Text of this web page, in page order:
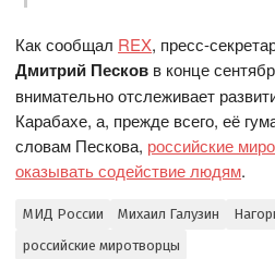
Как сообщал REX, пресс-
Дмитрий Песков в конце
внимательно отслеживает
Карабахе, а, прежде всего, её
словам Пескова, российские
оказывать содействие людям.
МИД России Михаил Галузин
российские миротворцы